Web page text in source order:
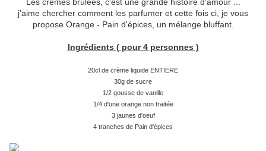
j'aime chercher comment les parfumer et cette fois ci, je vous
propose Orange - Pain d'épices, un mélange bluffant.
Ingrédients ( pour 4 personnes )
20cl de crème liquide ENTIERE
30g de sucre
1/2 gousse de vanille
1/4 d'une orange non traitée
3 jaunes d'oeuf
4 tranches de Pain d'épices